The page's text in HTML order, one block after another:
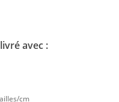
avec :
cm